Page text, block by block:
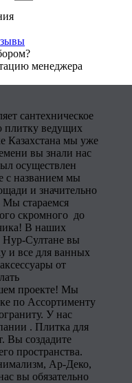
менеджера
сантехническое
плитку ведущих
Казахстана мы уже
вы знали нас
осуществлен
с названием мы
и значительно
стараемся
скромного до
В наших
Султане вы
и все для ванных
от
проекте! Мы
по Ассортименту
У нас
. Плитка для
Вы создадите
пространства.
Ар-Деко,
вы обязательно